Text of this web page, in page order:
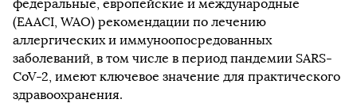
федеральные, европейские и международные
(EAACI, WAO) рекомендации по лечению
аллергических и иммуноопосредованных
заболеваний, в том числе в период пандемии SARS-
CoV-2, имеют ключевое значение для практического
здравоохранения.